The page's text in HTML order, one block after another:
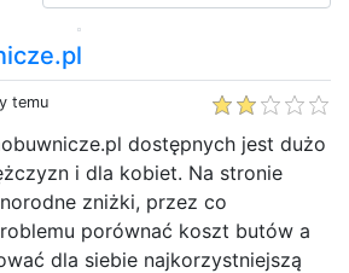
temu
dostępnych jest dużo
i dla kobiet. Na stronie
zniżki, przez co
porównać koszt butów a
dla siebie najkorzystniejszą